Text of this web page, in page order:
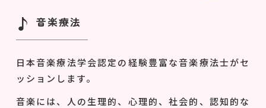
音楽療法
日本音楽療法学会認定の経験豊富な音楽療法士がセ
ッションします。
音楽には、人の生理的、心理的、社会的、認知的な